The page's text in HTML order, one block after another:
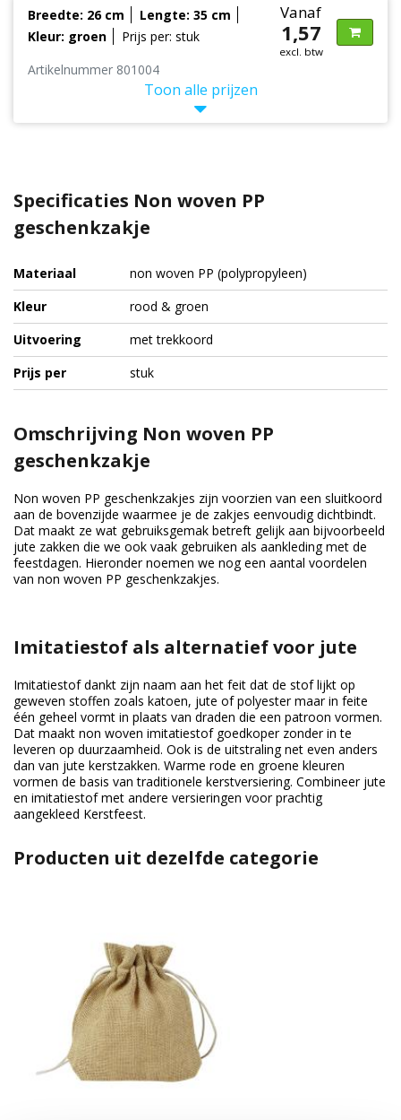
Breedte: 26 cm
Lengte: 35 cm
Kleur: groen
Prijs per: stuk
Vanaf
1,57
excl. btw
Artikelnummer 801004
Toon alle prijzen
Specificaties Non woven PP
geschenkzakje
Materiaal
non woven PP (polypropyleen)
Kleur
rood & groen
Uitvoering
met trekkoord
Prijs per
stuk
Omschrijving Non woven PP
geschenkzakje
Non woven PP geschenkzakjes zijn voorzien van een sluitkoord
aan de bovenzijde waarmee je de zakjes eenvoudig dichtbindt.
Dat maakt ze wat gebruiksgemak betreft gelijk aan bijvoorbeeld
jute zakken die we ook vaak gebruiken als aankleding met de
feestdagen. Hieronder noemen we nog een aantal voordelen
van non woven PP geschenkzakjes.
Imitatiestof als alternatief voor jute
Imitatiestof dankt zijn naam aan het feit dat de stof lijkt op
geweven stoffen zoals katoen, jute of polyester maar in feite
één geheel vormt in plaats van draden die een patroon vormen.
Dat maakt non woven imitatiestof goedkoper zonder in te
leveren op duurzaamheid. Ook is de uitstraling net even anders
dan van jute kerstzakken. Warme rode en groene kleuren
vormen de basis van traditionele kerstversiering. Combineer jute
en imitatiestof met andere versieringen voor prachtig
aangekleed Kerstfeest.
Producten uit dezelfde categorie